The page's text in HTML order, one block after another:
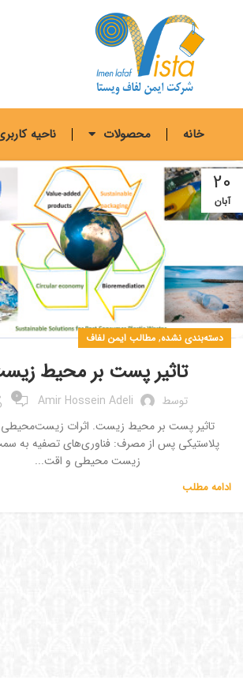
خانه محصولات ناحیه
20
آبان
دسته‌بندی نشده, مطالب ایمن لفاف
تاثیر پست بر محیط
توسط Amir Hossein Adeli
0
تاثیر پست بر محیط زیست. اثرات زیست‌محیطی
پلاستیکی پس از مصرف: فناوری‌های تصفیه به
زیست محیطی و اقت...
ادامه مطلب